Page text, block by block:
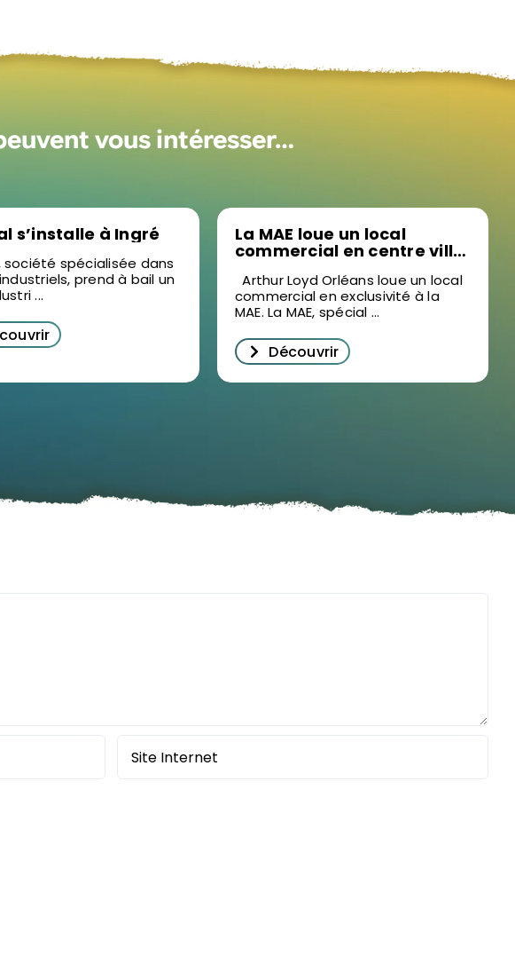
vous intéresser…
s’installe à Ingré
société spécialisée dans
prend à bail un
...
La MAE loue un local
commercial en centre ville
Arthur Loyd Orléans loue un local
commercial en exclusivité à la
MAE. La MAE, spécial ...
Découvrir